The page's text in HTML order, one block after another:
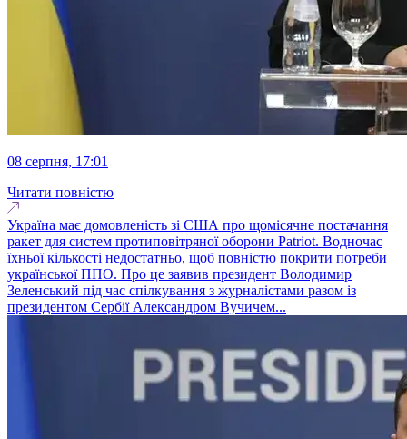
08 серпня, 17:01
Читати повністю
Україна має домовленість зі США про щомісячне постачання
ракет для систем протиповітряної оборони Patriot. Водночас
їхньої кількості недостатньо, щоб повністю покрити потреби
української ППО. Про це заявив президент Володимир
Зеленський під час спілкування з журналістами разом із
президентом Сербії Александром Вучичем...